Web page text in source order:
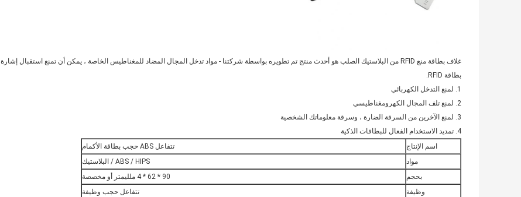
غلاف بطاقة منع RFID من البلاستيك الصلب هو أحدث منتج تم تطويره بواسطة شركتنا - مواد تدخل المجال المضاد للمغناطيس الخاصة ، يمكن أن تمنع استقبال إشارة
بطاقة RFID.
1. لمنع التدخل الكهربائي
2. لمنع تلف المجال الكهرومغناطيسي
3. لمنع الآخرين من السرقة الضارة ، وسرقة معلوماتك الشخصية
4. تمديد الاستخدام الفعال للبطاقات الذكية
اسم الإنتاج
تتفاعل ABS حجب بطاقة الأكمام
مواد
ABS / HIPS / البلاستيك
بحجم
90 * 62 * 4 ملليمتر أو مخصصة
وظيفة
تتفاعل حجب وظيفة